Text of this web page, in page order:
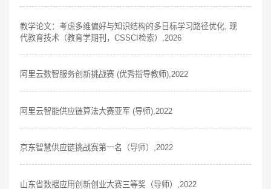
教学论文：考虑多维偏好与知识结构的多目标学习路径优化, 现
代教育技术（教育学期刊，CSSCI检索）,2026
阿里云数智服务创新挑战赛 (优秀指导教师),2022
阿里云智能供应链算法大赛亚军 (导师),2022
京东智慧供应链挑战赛第一名（导师）,2022
山东省数据应用创新创业大赛三等奖（导师）,2022